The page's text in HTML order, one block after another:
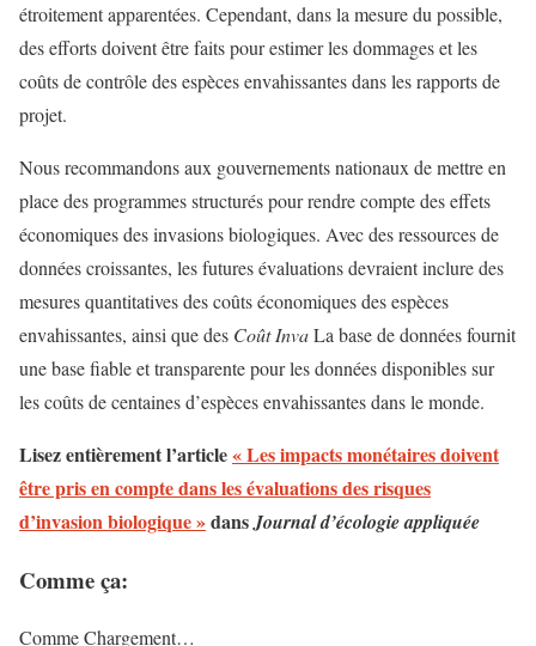
étroitement apparentées. Cependant, dans la mesure du possible,
des efforts doivent être faits pour estimer les dommages et les
coûts de contrôle des espèces envahissantes dans les rapports de
projet.
Nous recommandons aux gouvernements nationaux de mettre en
place des programmes structurés pour rendre compte des effets
économiques des invasions biologiques. Avec des ressources de
données croissantes, les futures évaluations devraient inclure des
mesures quantitatives des coûts économiques des espèces
envahissantes, ainsi que des Coût InvaLa base de données fournit
une base fiable et transparente pour les données disponibles sur
les coûts de centaines d’espèces envahissantes dans le monde.
Lisez entièrement l’article« Les impacts monétaires doivent
être pris en compte dans les évaluations des risques
d’invasion biologique »dansJournal d’écologie appliquée
Comme ça:
CommeChargement…